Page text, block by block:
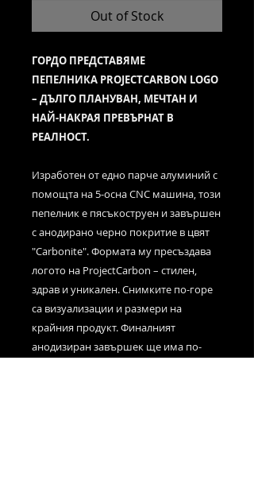
Out of Stock
ГОРДО ПРЕДСТАВЯМЕ
ПЕПЕЛНИКA PROJECTCARBON LOGO
– ДЪЛГО ПЛАНУВАН, МЕЧТАН И
НАЙ-НАКРАЯ ПРЕВЪРНАТ В
РЕАЛНОСТ.
Изработен от едно парче алуминий с
помощта на 5-осна CNC машина, този
пепелник е пясъкоструен и завършен
с анодирано черно покритие в цвят
"Carbonite". Формата му пресъздава
логото на ProjectCarbon – стилен,
здрав и уникален. Снимките по-горе
са визуализации и размери на
крайния продукт. Финалният
анодизиран завършек ще има по-